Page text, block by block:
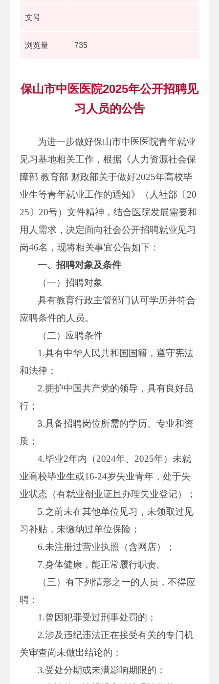
文号
浏览量 735
保山市中医医院2025年公开招聘见
习人员的公告
为进一步做好保山市中医医院青年就业
见习基地相关工作，根据《人力资源社会保
障部 教育部 财政部关于做好2025年高校毕
业生等青年就业工作的通知》（人社部〔20
25〕20号）文件精神，结合医院发展需要和
用人需求，决定面向社会公开招聘就业见习
岗46名，现将相关事宜公告如下：
一、招聘对象及条件
（一）招聘对象
具有教育行政主管部门认可学历并符合
应聘条件的人员。
（二）应聘条件
1.具有中华人民共和国国籍，遵守宪法
和法律；
2.拥护中国共产党的领导，具有良好品
行；
3.具备招聘岗位所需的学历、专业和资
质；
4.毕业2年内（2024年、2025年）未就
业高校毕业生或16-24岁失业青年，处于失
业状态（有就业创业证且办理失业登记）；
5.之前未在其他单位见习，未领取过见
习补贴，未缴纳过单位保险；
6.未注册过营业执照（含网店）；
7.身体健康，能正常履行职责。
（三）有下列情形之一的人员，不得应
聘：
1.曾因犯罪受过刑事处罚的；
2.涉及违纪违法正在接受有关的专门机
关审查尚未做出结论的；
3.受处分期或未满影响期限的；